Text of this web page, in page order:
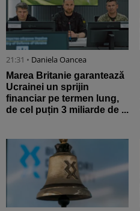
21:31 • Daniela Oancea
Marea Britanie garantează
Ucrainei un sprijin
financiar pe termen lung,
de cel puțin 3 miliarde de ...